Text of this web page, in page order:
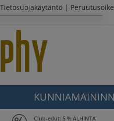
Tietosuojakäytäntö |
Club-edut: 5 % ALHINTA